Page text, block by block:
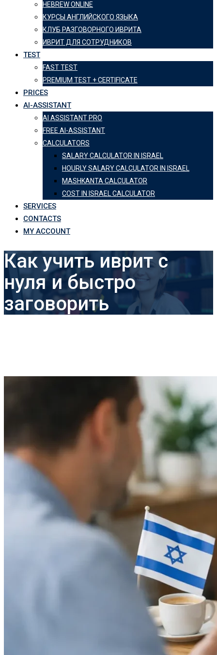
HEBREW ONLINE
КУРСЫ АНГЛИЙСКОГО ЯЗЫКА
КЛУБ РАЗГОВОРНОГО ИВРИТА
ИВРИТ ДЛЯ СОТРУДНИКОВ
TEST
FAST TEST
PREMIUM TEST + CERTIFICATE
PRICES
AI-ASSISTANT
AI ASSISTANT PRO
FREE AI-ASSISTANT
CALCULATORS
SALARY CALCULATOR IN ISRAEL
HOURLY SALARY CALCULATOR IN ISRAEL
MASHKANTA CALCULATOR
COST IN ISRAEL CALCULATOR
SERVICES
CONTACTS
MY ACCOUNT
Как учить иврит с
нуля и быстро
заговорить